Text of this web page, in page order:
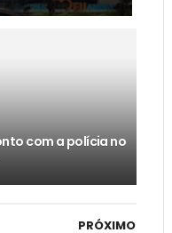
com a polícia no
PRÓXIMO